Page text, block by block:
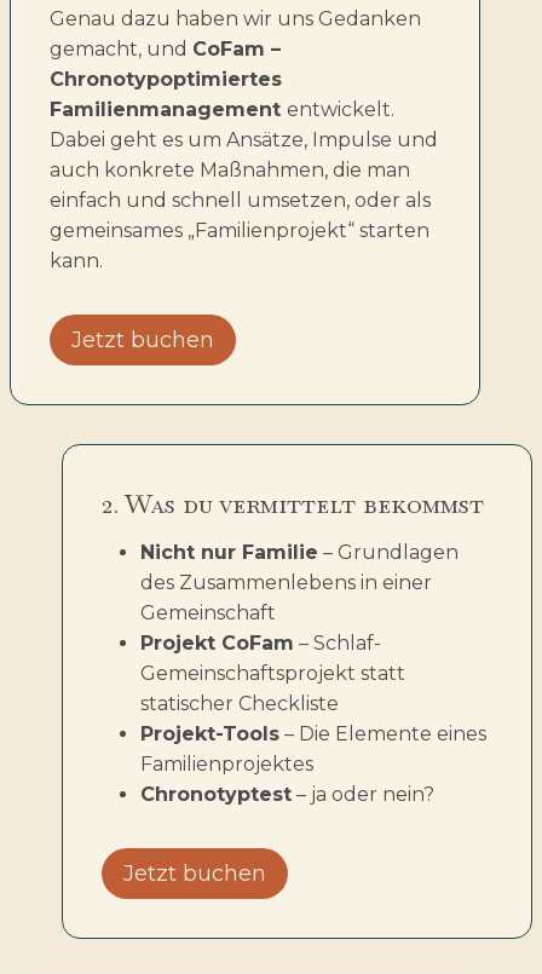
Genau dazu haben wir uns Gedanken
gemacht, und CoFam –
Chronotypoptimiertes
Familienmanagement entwickelt.
Dabei geht es um Ansätze, Impulse und
auch konkrete Maßnahmen, die man
einfach und schnell umsetzen, oder als
gemeinsames „Familienprojekt“ starten
kann.
Jetzt buchen
2. Was du vermittelt bekommst
Nicht nur Familie – Grundlagen
des Zusammenlebens in einer
Gemeinschaft
Projekt CoFam – Schlaf-
Gemeinschaftsprojekt statt
statischer Checkliste
Projekt-Tools – Die Elemente eines
Familienprojektes
Chronotyptest – ja oder nein?
Jetzt buchen